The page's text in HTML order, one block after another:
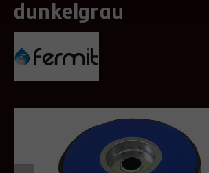
dunkelgrau